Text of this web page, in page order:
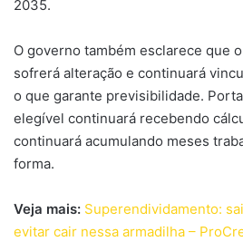
2035.
O governo também esclarece que
sofrerá alteração e continuará
o que garante previsibilidade.
elegível continuará recebendo
continuará acumulando meses
forma.
Veja mais: Superendividamento:
evitar cair nessa armadilha –